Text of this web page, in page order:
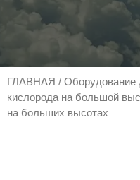
ГЛАВНАЯ / Оборудование
кислорода на большой
на больших высотах